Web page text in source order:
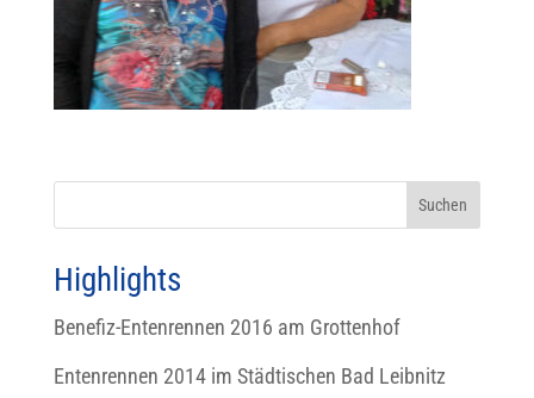
Highlights
Benefiz-Entenrennen 2016 am Grottenhof
Entenrennen 2014 im Städtischen Bad Leibnitz